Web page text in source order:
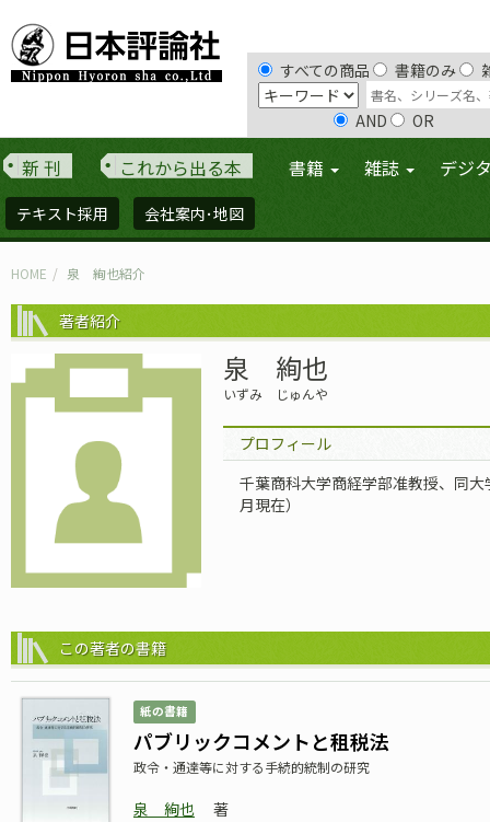
すべての商品 書籍のみ
AND OR
新 刊 これから出る本 書籍 雑誌 デジ
テキスト採用 会社案内･地図
HOME 泉 絢也紹介
著者紹介
泉 絢也
いずみ じゅんや
プロフィール
千葉商科大学商経学部准教授、同
月現在）
この著者の書籍
紙の書籍
パブリックコメントと租税法
政令・通達等に対する手続的統制の研究
泉 絢也
著